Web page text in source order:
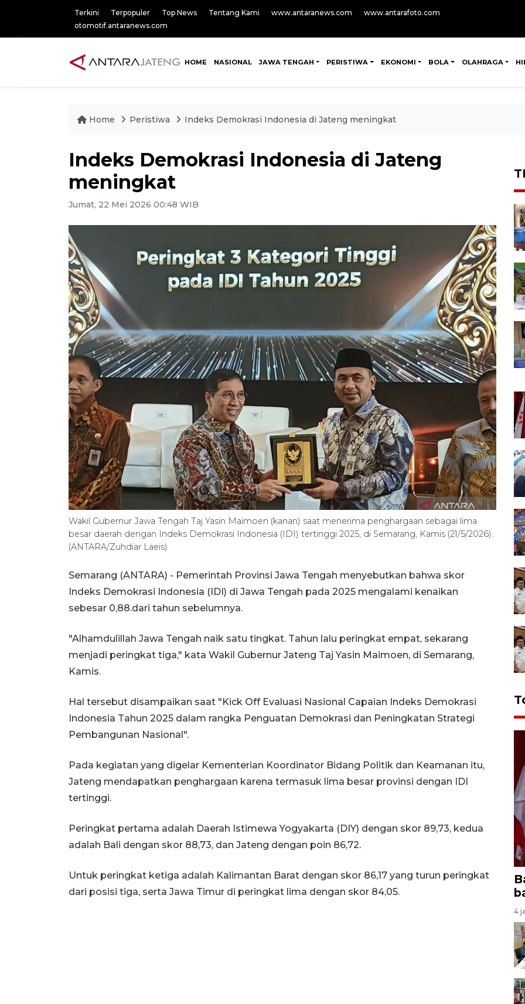
Terkini Terpopuler Top News Tentang Kami www.antaranews.com
www.antarafoto.com
otomotif.antaranews.com
HOME NASIONAL JAWA TENGAH PERISTIWA EKONOMI BOLA OLAHRAGA
Home Peristiwa Indeks Demokrasi Indonesia di Jateng meningkat
Indeks Demokrasi Indonesia di Jateng
meningkat
Jumat, 22 Mei 2026 00:48 WIB
Wakil Gubernur Jawa Tengah Taj Yasin Maimoen (kanan) saat menerima penghargaan sebagai lima
besar daerah dengan Indeks Demokrasi Indonesia (IDI) tertinggi 2025, di Semarang, Kamis (21/5/2026).
(ANTARA/Zuhdiar Laeis)
Semarang (ANTARA) - Pemerintah Provinsi Jawa Tengah menyebutkan bahwa skor
Indeks Demokrasi Indonesia (IDI) di Jawa Tengah pada 2025 mengalami kenaikan
sebesar 0,88.dari tahun sebelumnya.
"Alhamdulillah Jawa Tengah naik satu tingkat. Tahun lalu peringkat empat, sekarang
menjadi peringkat tiga," kata Wakil Gubernur Jateng Taj Yasin Maimoen, di Semarang,
Kamis.
Hal tersebut disampaikan saat "Kick Off Evaluasi Nasional Capaian Indeks Demokrasi
Indonesia Tahun 2025 dalam rangka Penguatan Demokrasi dan Peningkatan Strategi
Pembangunan Nasional".
Pada kegiatan yang digelar Kementerian Koordinator Bidang Politik dan Keamanan itu,
Jateng mendapatkan penghargaan karena termasuk lima besar provinsi dengan IDI
tertinggi.
Peringkat pertama adalah Daerah Istimewa Yogyakarta (DIY) dengan skor 89,73, kedua
adalah Bali dengan skor 88,73, dan Jateng dengan poin 86,72.
Untuk peringkat ketiga adalah Kalimantan Barat dengan skor 86,17 yang turun peringkat
dari posisi tiga, serta Jawa Timur di peringkat lima dengan skor 84,05.
4